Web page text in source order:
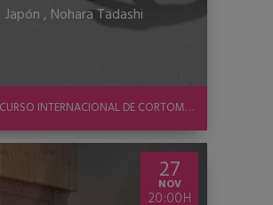
Japón, Nohara Tadashi
CONCURSO INTERNACIONAL DE CORTOMETRAJE
27
NOV
20:00